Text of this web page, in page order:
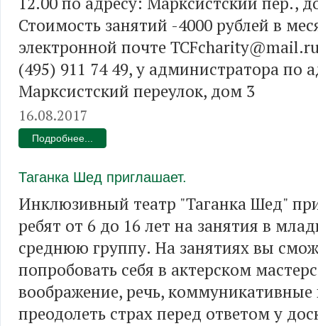
Стоимость занятий -4000 рублей в
электронной почте
(495) 911 74 49, у администратора по
Марксистский переулок, дом 3
16.08.2017
Подробнее...
Таганка Шед приглашает.
Инклюзивный театр "Таганка Шед"
ребят от 6 до 16 лет на занятия в
среднюю группу. На занятиях вы
попробовать себя в актерском
воображение, речь,
преодолеть страх перед ответом у